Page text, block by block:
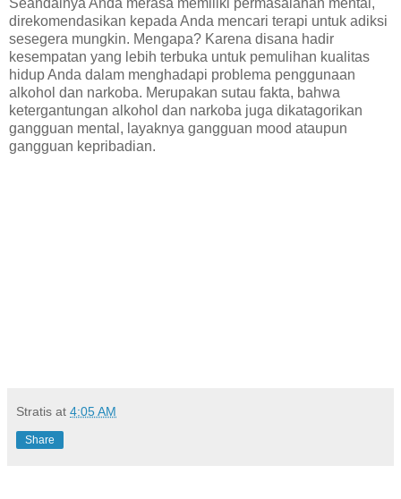
direkomendasikan kepada Anda mencari terapi untuk adiksi
sesegera mungkin. Mengapa? Karena disana hadir
kesempatan yang lebih terbuka untuk pemulihan kualitas
hidup Anda dalam menghadapi problema penggunaan
alkohol dan narkoba. Merupakan sutau fakta, bahwa
ketergantungan alkohol dan narkoba juga dikatagorikan
gangguan mental, layaknya gangguan mood ataupun
gangguan kepribadian.
Stratis at 4:05 AM
Share